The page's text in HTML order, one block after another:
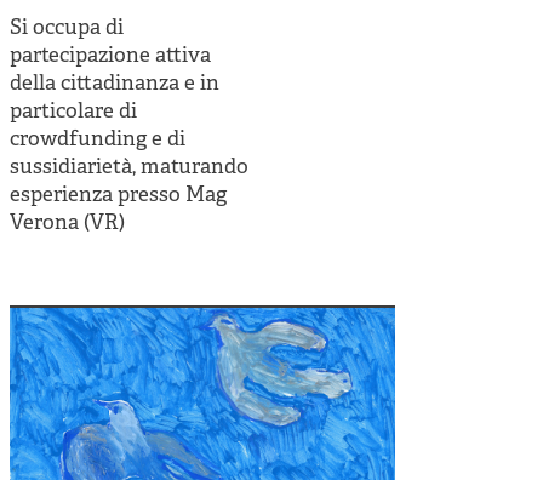
Cooperative di comunità
Impresa sociale e democrazia
Acini di fuoco - Dossier Mezzogiorno
Valutazione e dintorni
Si occupa di
partecipazione attiva
della cittadinanza e in
particolare di
crowdfunding e di
sussidiarietà, maturando
esperienza presso Mag
Verona (VR)